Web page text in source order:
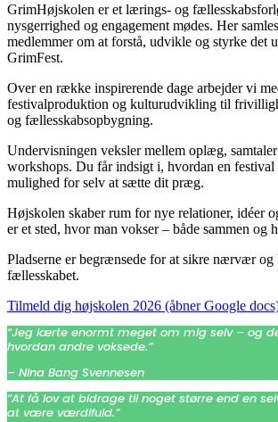
GrimHøjskolen er et lærings- og
nysgerrighed og engagement mødes. Her
medlemmer om at forstå, udvikle og styrke det
GrimFest.
Over en række inspirerende dage arbejder vi
festivalproduktion og kulturudvikling til
og fællesskabsopbygning.
Undervisningen veksler mellem oplæg,
workshops. Du får indsigt i, hvordan en
mulighed for selv at sætte dit præg.
Højskolen skaber rum for nye relationer, idéer
er et sted, hvor man vokser – både sammen og
Pladserne er begrænsede for at sikre nærvær og
fællesskabet.
Tilmeld dig højskolen 2026 (åbner Google
“Jeg lærte enormt meget om mig selv – og
hvordan andre voksede.”
– Nina Bang Svennesen
“At få lov at bidrage til noget større end en
at være værdifuld.”